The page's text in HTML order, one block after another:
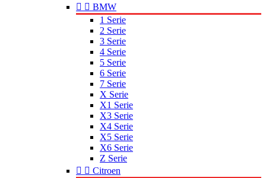
  BMW
1 Serie
2 Serie
3 Serie
4 Serie
5 Serie
6 Serie
7 Serie
X Serie
X1 Serie
X3 Serie
X4 Serie
X5 Serie
X6 Serie
Z Serie
  Citroen